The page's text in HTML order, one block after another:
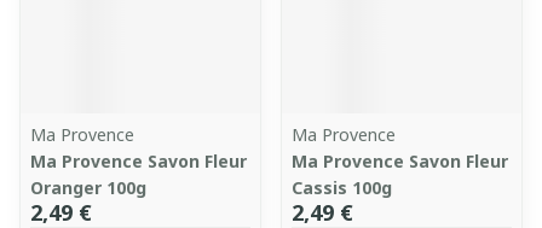
Ma Provence
Ma Provence Savon Fleur
Oranger 100g
2,49 €
Ma Provence
Ma Provence Savon Fleur
Cassis 100g
2,49 €